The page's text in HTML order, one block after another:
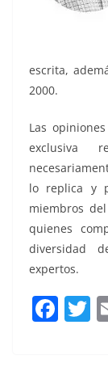
escrita,
2000.
Las
exclusiva
lo replica y
miembros
quienes
diversidad
expertos.
F T